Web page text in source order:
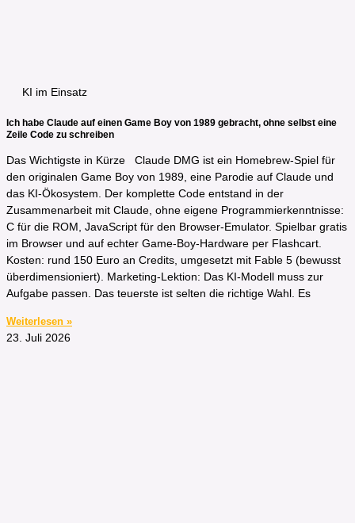
KI im Einsatz
Ich habe Claude auf einen Game Boy von 1989 gebracht, ohne selbst eine
Zeile Code zu schreiben
Das Wichtigste in Kürze​ Claude DMG ist ein Homebrew-Spiel für
den originalen Game Boy von 1989, eine Parodie auf Claude und
das KI-Ökosystem. Der komplette Code entstand in der
Zusammenarbeit mit Claude, ohne eigene Programmierkenntnisse:
C für die ROM, JavaScript für den Browser-Emulator. Spielbar gratis
im Browser und auf echter Game-Boy-Hardware per Flashcart.
Kosten: rund 150 Euro an Credits, umgesetzt mit Fable 5 (bewusst
überdimensioniert). Marketing-Lektion: Das KI-Modell muss zur
Aufgabe passen. Das teuerste ist selten die richtige Wahl. Es
Weiterlesen »
23. Juli 2026